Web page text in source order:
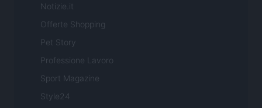
Notizie.it
Offerte Shopping
Pet Story
Professione Lavoro
Sport Magazine
Style24